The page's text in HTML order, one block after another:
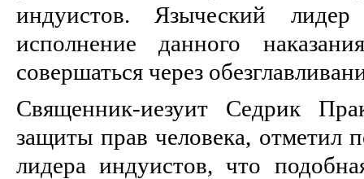
индуистов. Языческий
исполнение данного
совершаться через
Священник-иезуит Седрик
защиты прав человека, отметил
лидера индуистов, что